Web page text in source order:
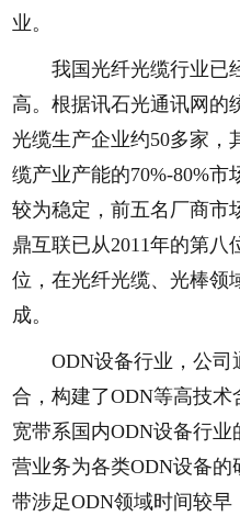
业。
我国光纤光缆行业已
高。根据讯石光通讯网的
光缆生产企业约50多家，
缆产业产能的70%-80%
较为稳定，前五名厂商市
鼎互联已从2011年的第
位，在光纤光缆、光棒领
成。
ODN设备行业，公司
合，构建了ODN等高技
宽带系国内ODN设备行
营业务为各类ODN设备
带涉足ODN领域时间较